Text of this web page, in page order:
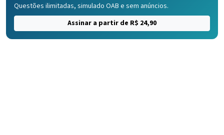
Questões ilimitadas, simulado OAB e sem anúncios.
Assinar a partir de R$ 24,90